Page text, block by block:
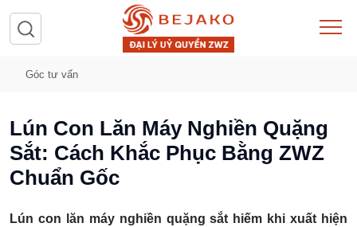
Góc tư vấn
Lún Con Lăn Máy Nghiền Quặng
Sắt: Cách Khắc Phục Bằng ZWZ
Chuẩn Gốc
Lún con lăn máy nghiền quặng sắt hiếm khi xuất hiện